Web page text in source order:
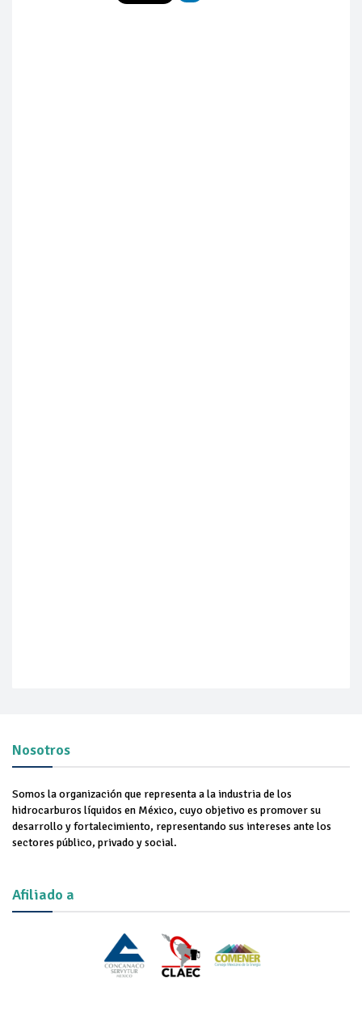
Nosotros
Somos la organización que representa a la industria de los
hidrocarburos líquidos en México, cuyo objetivo es promover su
desarrollo y fortalecimiento, representando sus intereses ante los
sectores público, privado y social.
Afiliado a